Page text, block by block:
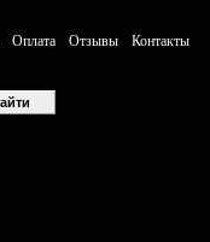
Оплата Отзывы
Контакты